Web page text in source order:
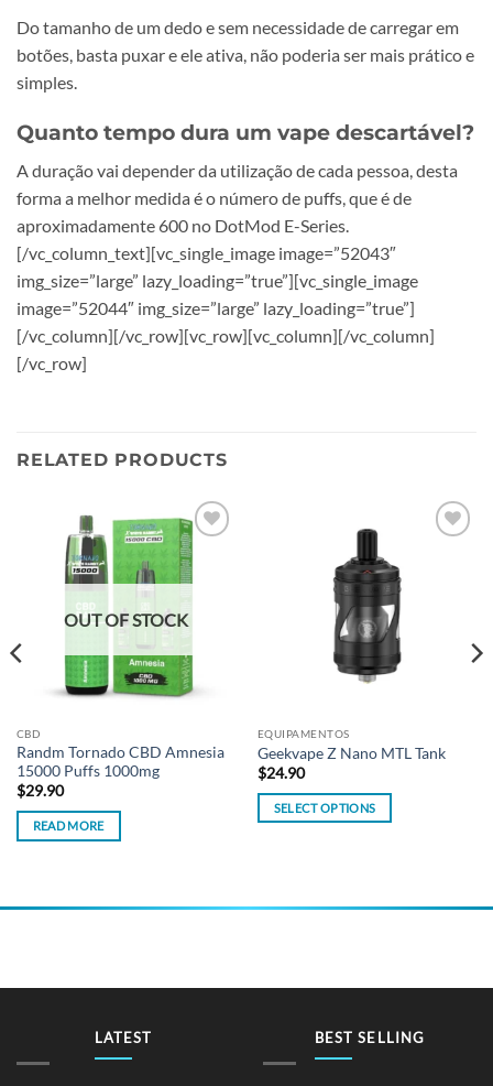
Do tamanho de um dedo e sem necessidade de carregar em
botões, basta puxar e ele ativa, não poderia ser mais prático e
simples.
Quanto tempo dura um vape descartável?
A duração vai depender da utilização de cada pessoa, desta
forma a melhor medida é o número de puffs, que é de
aproximadamente 600 no DotMod E-Series.
[/vc_column_text][vc_single_image image=”52043″
img_size=”large” lazy_loading=”true”][vc_single_image
image=”52044″ img_size=”large” lazy_loading=”true”]
[/vc_column][/vc_row][vc_row][vc_column][/vc_column]
[/vc_row]
RELATED PRODUCTS
Add to
wishlist
OUT OF STOCK
CBD
Randm Tornado CBD Amnesia
15000 Puffs 1000mg
$29.90
READ MORE
EQUIPAMENTOS
Geekvape Z Nano MTL Tank
$24.90
SELECT OPTIONS
on
LATEST BEST SELLING